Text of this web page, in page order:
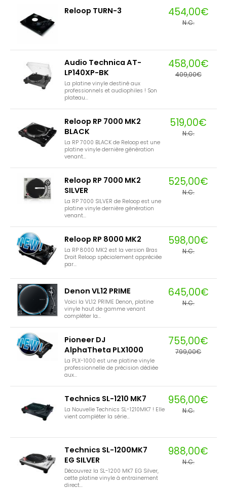
Reloop TURN-3 454,00€
N.C.
Audio Technica AT-
LP140XP-BK
La platine vinyle destiné aux
professionnels et audiophiles ! Son
plateau...
458,00€
409,00€
Reloop RP 7000 MK2
BLACK
La RP 7000 BLACK de Reloop est une
platine vinyle dernière génération
venant...
519,00€
N.C.
Reloop RP 7000 MK2
SILVER
La RP 7000 SILVER de Reloop est une
platine vinyle dernière génération
venant...
525,00€
N.C.
Reloop RP 8000 MK2
La RP 8000 MK2 est la version Bras
Droit Reloop spécialement appréciée
par...
598,00€
N.C.
Denon VL12 PRIME
Voici la VL12 PRIME Denon, platine
vinyle haut de gamme venant
compléter la...
645,00€
N.C.
Pioneer DJ
AlphaTheta PLX1000
La PLX-1000 est une platine vinyle
professionnelle de précision dédiée
aux...
755,00€
799,00€
Technics SL-1210 MK7
La Nouvelle Technics SL-1210MK7 ! Elle
vient compléter la série...
956,00€
N.C.
Technics SL-1200MK7
EG SILVER
Découvrez la SL-1200 MK7 EG Silver,
cette platine vinyle à entrainement
direct...
988,00€
N.C.